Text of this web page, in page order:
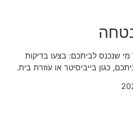
שנכנס לביתכם: בצעו בדיקות
כגון בייביסיטר או עוזרת בית.